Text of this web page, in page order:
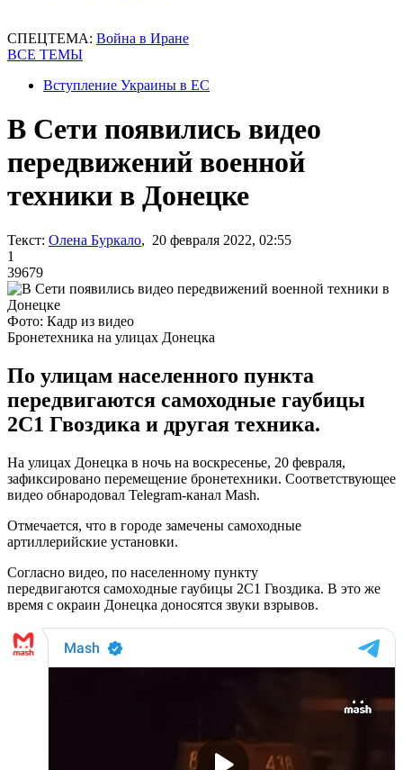
СПЕЦТЕМА: Война в Иране
ВСЕ ТЕМЫ
Вступление Украины в ЕС
В Сети появились видео
передвижений военной
техники в Донецке
Текст: Олена Буркало, 20 февраля 2022, 02:55
1
39679
Фото: Кадр из видео
Бронетехника на улицах Донецка
По улицам населенного пункта
передвигаются самоходные гаубицы
2С1 Гвоздика и другая техника.
На улицах Донецка в ночь на воскресенье, 20 февраля,
зафиксировано перемещение бронетехники. Соответствующее
видео обнародовал Telegram-канал Mash.
Отмечается, что в городе замечены самоходные
артиллерийские установки.
Согласно видео, по населенному пункту
передвигаются самоходные гаубицы 2С1 Гвоздика. В это же
время с окраин Донецка доносятся звуки взрывов.